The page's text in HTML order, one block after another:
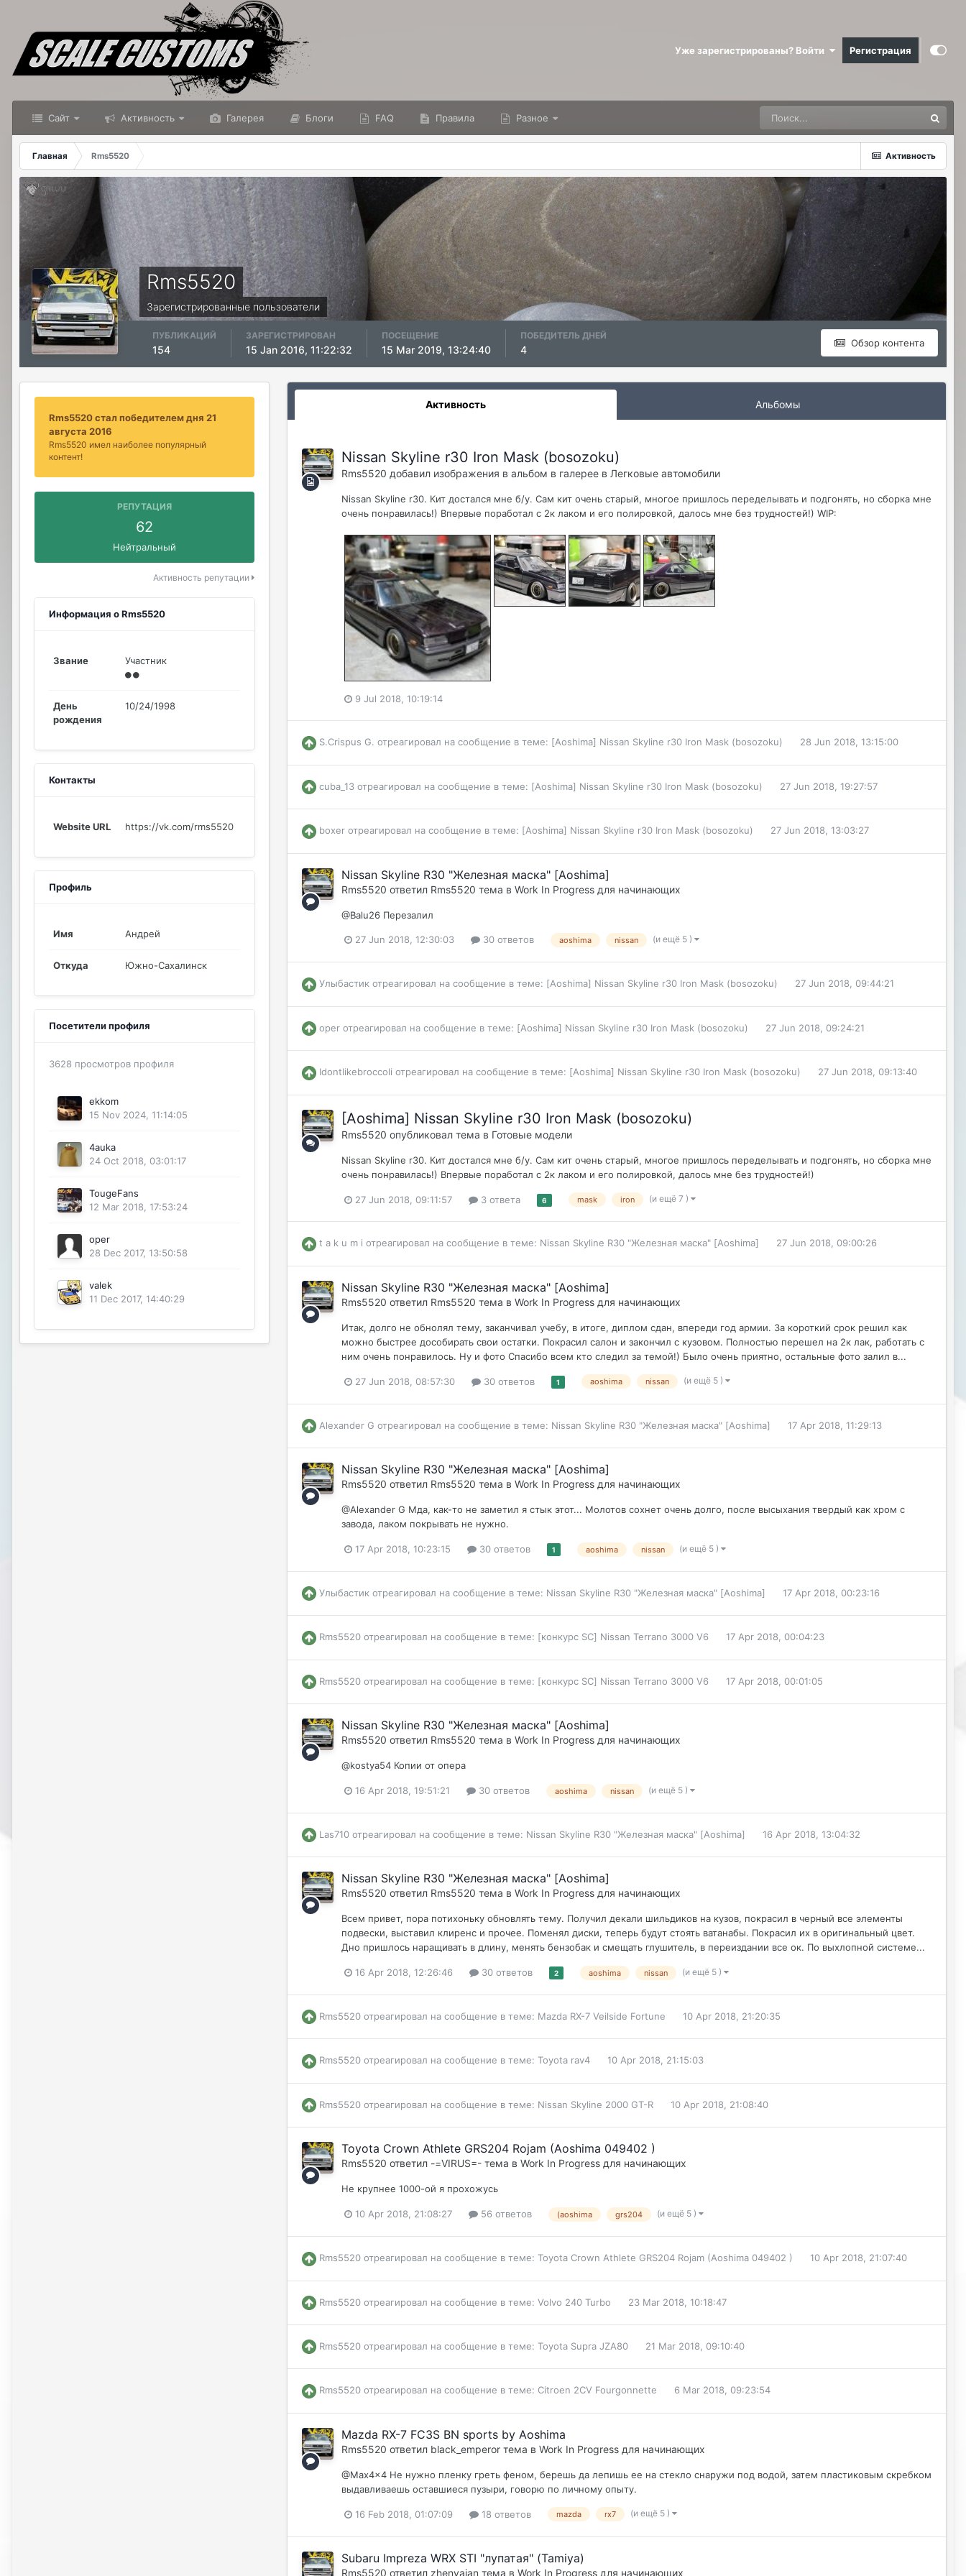
Уже зарегистрированы? Войти Регистрация
Сайт Активность Галерея Блоги FAQ Правила Разное
Активность
Главная Rms5520
Rms5520
Зарегистрированные пользователи
Обзор контента
ПУБЛИКАЦИЙ
154
ЗАРЕГИСТРИРОВАН
15 Jan 2016, 11:22:32
ПОСЕЩЕНИЕ
15 Mar 2019, 13:24:40
ПОБЕДИТЕЛЬ ДНЕЙ
4
Rms5520 стал победителем дня 21
августа 2016
Rms5520 имел наиболее популярный
контент!
РЕПУТАЦИЯ
62
Нейтральный
Активность репутации
Информация о Rms5520
Звание Участник
День
рождения
10/24/1998
Контакты
Website URL https://vk.com/rms5520
Профиль
Имя Андрей
Откуда Южно-Сахалинск
Посетители профиля
3628 просмотров профиля
ekkom
15 Nov 2024, 11:14:05
4auka
24 Oct 2018, 03:01:17
TougeFans
12 Mar 2018, 17:53:24
oper
28 Dec 2017, 13:50:58
valek
11 Dec 2017, 14:40:29
Активность Альбомы
Nissan Skyline r30 Iron Mask (bosozoku)
Rms5520 добавил изображения в альбом в галерее в Легковые автомобили
Nissan Skyline r30. Кит достался мне б/у. Сам кит очень старый, многое пришлось переделывать и подгонять, но сборка мне
очень понравилась!) Впервые поработал с 2к лаком и его полировкой, далось мне без трудностей!) WIP:
9 Jul 2018, 10:19:14
S.Crispus G. отреагировал на сообщение в теме: [Aoshima] Nissan Skyline r30 Iron Mask (bosozoku) 28 Jun 2018, 13:15:00
cuba_13 отреагировал на сообщение в теме: [Aoshima] Nissan Skyline r30 Iron Mask (bosozoku) 27 Jun 2018, 19:27:57
boxer отреагировал на сообщение в теме: [Aoshima] Nissan Skyline r30 Iron Mask (bosozoku) 27 Jun 2018, 13:03:27
Nissan Skyline R30 "Железная маска" [Aoshima]
Rms5520 ответил Rms5520 тема в Work In Progress для начинающих
@Balu26 Перезалил
27 Jun 2018, 12:30:03 30 ответов aoshima nissan (и ещё 5 )
Улыбастик отреагировал на сообщение в теме: [Aoshima] Nissan Skyline r30 Iron Mask (bosozoku) 27 Jun 2018, 09:44:21
oper отреагировал на сообщение в теме: [Aoshima] Nissan Skyline r30 Iron Mask (bosozoku) 27 Jun 2018, 09:24:21
Idontlikebroccoli отреагировал на сообщение в теме: [Aoshima] Nissan Skyline r30 Iron Mask (bosozoku) 27 Jun 2018, 09:13:40
[Aoshima] Nissan Skyline r30 Iron Mask (bosozoku)
Rms5520 опубликовал тема в Готовые модели
Nissan Skyline r30. Кит достался мне б/у. Сам кит очень старый, многое пришлось переделывать и подгонять, но сборка мне
очень понравилась!) Впервые поработал с 2к лаком и его полировкой, далось мне без трудностей!)
27 Jun 2018, 09:11:57 3 ответа 6 mask iron (и ещё 7 )
t a k u m i отреагировал на сообщение в теме: Nissan Skyline R30 "Железная маска" [Aoshima] 27 Jun 2018, 09:00:26
Nissan Skyline R30 "Железная маска" [Aoshima]
Rms5520 ответил Rms5520 тема в Work In Progress для начинающих
Итак, долго не обнолял тему, заканчивал учебу, в итоге, диплом сдан, впереди год армии. За короткий срок решил как
можно быстрее дособирать свои остатки. Покрасил салон и закончил с кузовом. Полностью перешел на 2к лак, работать с
ним очень понравилось. Ну и фото Спасибо всем кто следил за темой!) Было очень приятно, остальные фото залил в...
27 Jun 2018, 08:57:30 30 ответов 1 aoshima nissan (и ещё 5 )
Alexander G отреагировал на сообщение в теме: Nissan Skyline R30 "Железная маска" [Aoshima] 17 Apr 2018, 11:29:13
Nissan Skyline R30 "Железная маска" [Aoshima]
Rms5520 ответил Rms5520 тема в Work In Progress для начинающих
@Alexander G Мда, как-то не заметил я стык этот... Молотов сохнет очень долго, после высыхания твердый как хром с
завода, лаком покрывать не нужно.
17 Apr 2018, 10:23:15 30 ответов 1 aoshima nissan (и ещё 5 )
Улыбастик отреагировал на сообщение в теме: Nissan Skyline R30 "Железная маска" [Aoshima] 17 Apr 2018, 00:23:16
Rms5520 отреагировал на сообщение в теме: [конкурс SC] Nissan Terrano 3000 V6 17 Apr 2018, 00:04:23
Rms5520 отреагировал на сообщение в теме: [конкурс SC] Nissan Terrano 3000 V6 17 Apr 2018, 00:01:05
Nissan Skyline R30 "Железная маска" [Aoshima]
Rms5520 ответил Rms5520 тема в Work In Progress для начинающих
@kostya54 Копии от опера
16 Apr 2018, 19:51:21 30 ответов aoshima nissan (и ещё 5 )
Las710 отреагировал на сообщение в теме: Nissan Skyline R30 "Железная маска" [Aoshima] 16 Apr 2018, 13:04:32
Nissan Skyline R30 "Железная маска" [Aoshima]
Rms5520 ответил Rms5520 тема в Work In Progress для начинающих
Всем привет, пора потихоньку обновлять тему. Получил декали шильдиков на кузов, покрасил в черный все элементы
подвески, выставил клиренс и прочее. Поменял диски, теперь будут стоять ватанабы. Покрасил их в оригинальный цвет.
Дно пришлось наращивать в длину, менять бензобак и смещать глушитель, в переиздании все ок. По выхлопной системе...
16 Apr 2018, 12:26:46 30 ответов 2 aoshima nissan (и ещё 5 )
Rms5520 отреагировал на сообщение в теме: Mazda RX-7 Veilside Fortune 10 Apr 2018, 21:20:35
Rms5520 отреагировал на сообщение в теме: Toyota rav4 10 Apr 2018, 21:15:03
Rms5520 отреагировал на сообщение в теме: Nissan Skyline 2000 GT-R 10 Apr 2018, 21:08:40
Toyota Crown Athlete GRS204 Rojam (Aoshima 049402 )
Rms5520 ответил -=VIRUS=- тема в Work In Progress для начинающих
Не крупнее 1000-ой я прохожусь
10 Apr 2018, 21:08:27 56 ответов (aoshima grs204 (и ещё 5 )
Rms5520 отреагировал на сообщение в теме: Toyota Crown Athlete GRS204 Rojam (Aoshima 049402 ) 10 Apr 2018, 21:07:40
Rms5520 отреагировал на сообщение в теме: Volvo 240 Turbo 23 Mar 2018, 10:18:47
Rms5520 отреагировал на сообщение в теме: Toyota Supra JZA80 21 Mar 2018, 09:10:40
Rms5520 отреагировал на сообщение в теме: Citroen 2CV Fourgonnette 6 Mar 2018, 09:23:54
Mazda RX-7 FC3S BN sports by Aoshima
Rms5520 ответил black_emperor тема в Work In Progress для начинающих
@Max4x4 Не нужно пленку греть феном, берешь да лепишь ее на стекло снаружи под водой, затем пластиковым скребком
выдавливаешь оставшиеся пузыри, говорю по личному опыту.
16 Feb 2018, 01:07:09 18 ответов mazda rx7 (и ещё 5 )
Subaru Impreza WRX STI "лупатая" (Tamiya)
Rms5520 ответил zhenyajan тема в Work In Progress для начинающих